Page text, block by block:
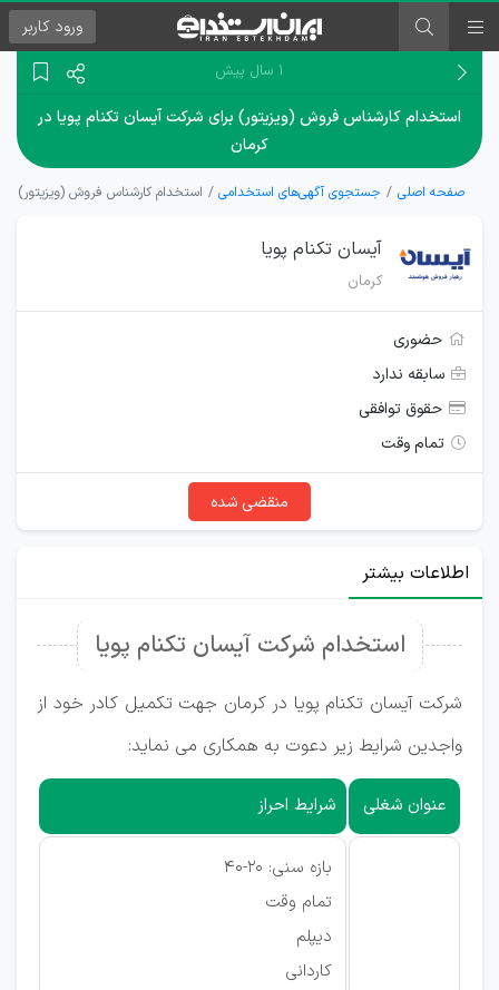
ورود کاربر
۱ سال پیش
استخدام کارشناس فروش (ویزیتور) برای شرکت آیسان تکنام پویا در
کرمان
صفحه اصلی جستجوی آگهی‌های استخدامی استخدام کارشناس فروش (ویزیتور)
آیسان تکنام پویا
کرمان
حضوری
سابقه ندارد
حقوق توافقی
تمام وقت
منقضی شده
اطلاعات بیشتر
استخدام شرکت آیسان تکنام پویا
شرکت آیسان تکنام پویا در کرمان جهت تکمیل کادر خود از
واجدین شرایط زیر دعوت به همکاری می نماید:
عنوان شغلی شرایط احراز
بازه سنی: 20-40
تمام وقت
دیپلم
کاردانی